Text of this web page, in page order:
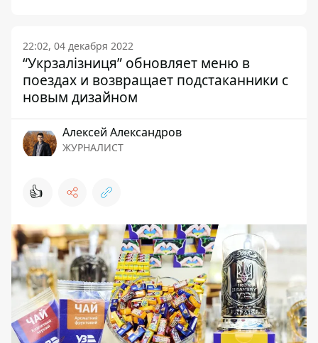
22:02, 04 декабря 2022
“Укрзалізниця” обновляет меню в
поездах и возвращает подстаканники с
новым дизайном
Алексей Александров
ЖУРНАЛИСТ
👍